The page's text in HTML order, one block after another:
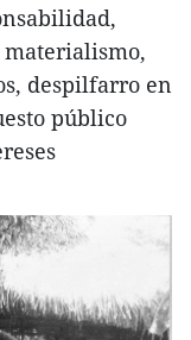
despilfarro en
público